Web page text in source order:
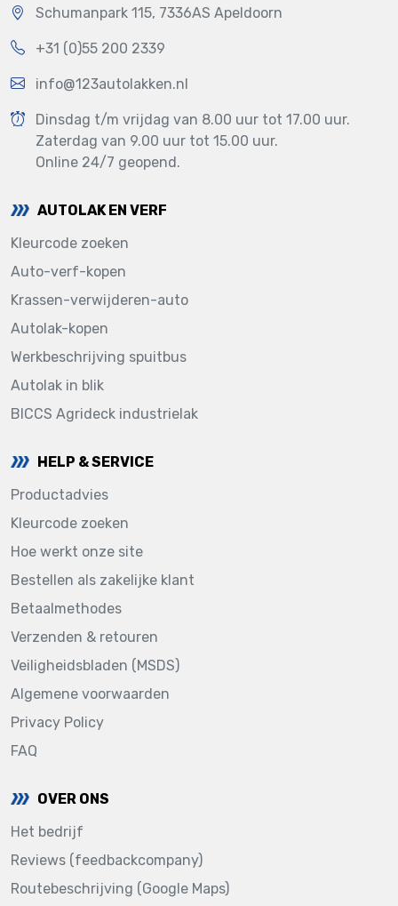
Schumanpark 115, 7336AS Apeldoorn
+31 (0)55 200 2339
info@123autolakken.nl
Dinsdag t/m vrijdag van 8.00 uur tot 17.00 uur.
Zaterdag van 9.00 uur tot 15.00 uur.
Online 24/7 geopend.
AUTOLAK EN VERF
Kleurcode zoeken
Auto-verf-kopen
Krassen-verwijderen-auto
Autolak-kopen
Werkbeschrijving spuitbus
Autolak in blik
BICCS Agrideck industrielak
HELP & SERVICE
Productadvies
Kleurcode zoeken
Hoe werkt onze site
Bestellen als zakelijke klant
Betaalmethodes
Verzenden & retouren
Veiligheidsbladen (MSDS)
Algemene voorwaarden
Privacy Policy
FAQ
OVER ONS
Het bedrijf
Reviews (feedbackcompany)
Routebeschrijving (Google Maps)